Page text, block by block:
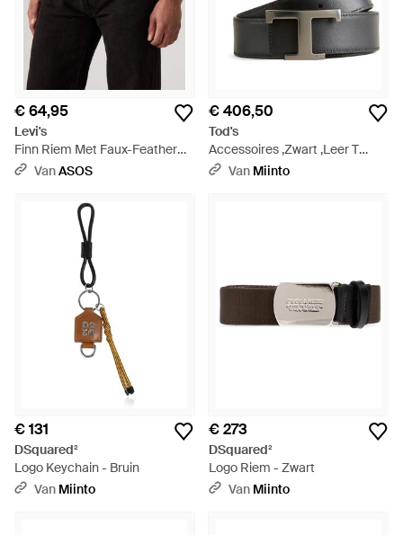
€ 64,95
Levi's
Finn Riem Met Faux-Feather
Rand - Zwart
VanASOS
€ 406,50
Tod's
Accessoires ,Zwart ,Leer T
Tijdloze Omkeerbare Riem -
Van Miinto
€ 131
DSquared²
Logo Keychain - Bruin
Van Miinto
€ 273
DSquared²
Logo Riem - Zwart
Van Miinto